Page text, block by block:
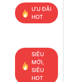
ƯU ĐÃI
HOT
SIÊU
MỚI,
SIÊU
HOT